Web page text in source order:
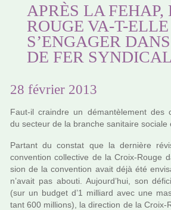
APRÈS LA
ROUGE VA-T-ELLE
S’ENGAGER
DE FER
28 février 2013
Faut-il crain­dre un déman­tè­le­ment des
du sec­teur de la bran­che sani­taire sociale
Partant du cons­tat que la der­nière
conven­tion col­lec­tive de la Croix-Rouge
sion de la conven­tion avait déjà été
n’avait pas abouti. Aujourd’hui, son
(sur un budget d’1 mil­liard avec une
tant 600 mil­lions), la direc­tion de la